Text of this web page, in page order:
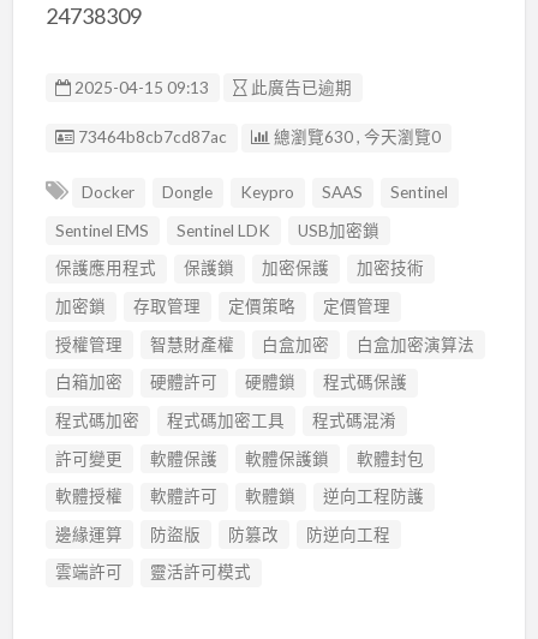
24738309
2025-04-15 09:13 此廣告已逾期
廣告编號
73464b8cb7cd87ac 總瀏覽630 , 今天瀏覽0
Docker Dongle Keypro SAAS
Sentinel
Sentinel EMS
Sentinel LDK
USB加密鎖
保護應用程式
保護鎖 加密保護
加密技術
加密鎖
存取管理 定價策略
定價管理
授權管理
智慧財產權 白盒加密
白盒加密演算法
白箱加密
硬體許可 硬體鎖
程式碼保護
程式碼加密
程式碼加密工具
程式碼混淆
許可變更
軟體保護 軟體保護鎖
軟體封包
軟體授權
軟體許可 軟體鎖
逆向工程防護
邊緣運算
防盜版 防篡改
防逆向工程
雲端許可
靈活許可模式